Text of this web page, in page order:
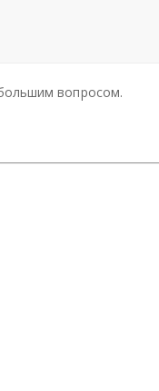
вопросом.